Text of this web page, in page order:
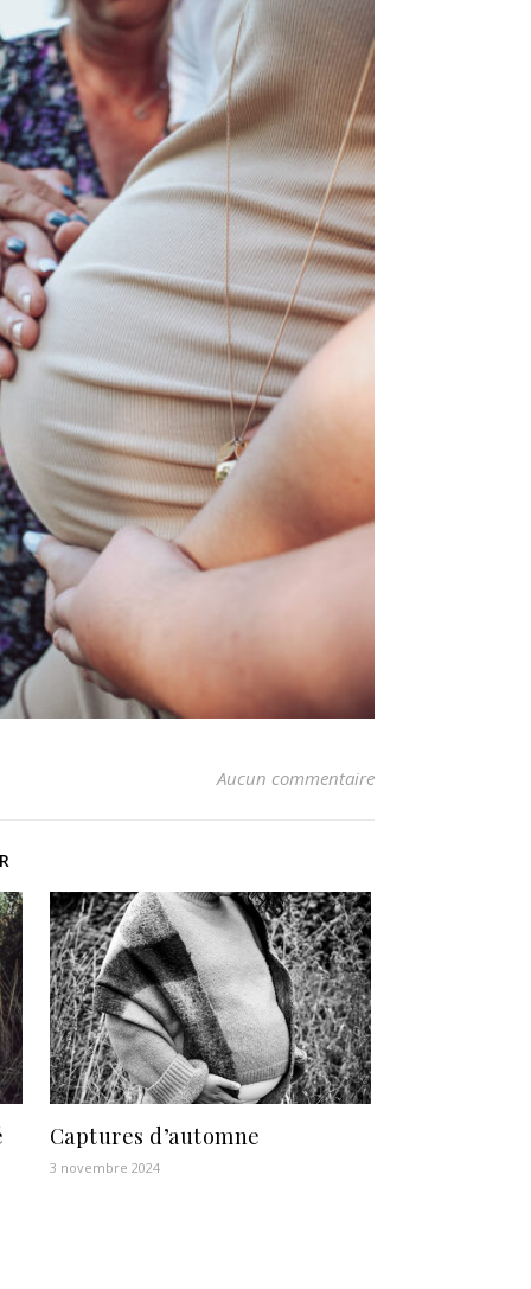
Aucun commentaire
Captures d’automne
3 novembre 2024